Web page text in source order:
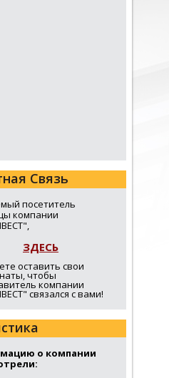
Связь
посетитель
компании
ЗДЕСЬ
оставить свои
чтобы
компании
связался с вами!
о компании